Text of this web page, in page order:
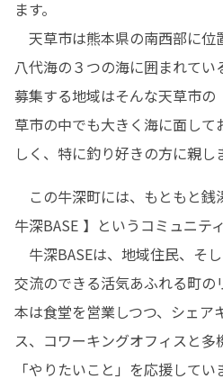
ます。
天草市は熊本県の南西部に位
八代海の３つの海に囲まれてい
募集する地域はそんな天草市
草市の中でも大きく海に面し
しく、特に釣り好きの方に親し
この牛深町には、もともと銭
牛深BASE 】というコミュニテ
牛深BASEは、地域住民、そ
交流のできる活気あふれる町
本は食堂を営業しつつ、シェア
ス、コワーキングオフィスと
「やりたいこと」を応援してい